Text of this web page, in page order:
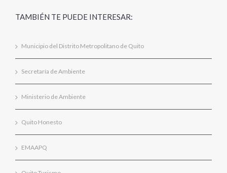
TAMBIÉN TE PUEDE INTERESAR:
Municipio del Distrito Metropolitano de Quito
Secretaría de Ambiente
Ministerio de Ambiente
Quito Honesto
EMAAPQ